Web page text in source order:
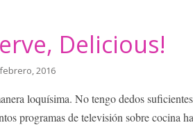
Delicious!
2016
loquísima. No tengo dedos
programas de televisión sobre cocina